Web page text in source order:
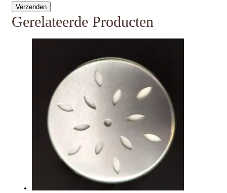
Gerelateerde Producten